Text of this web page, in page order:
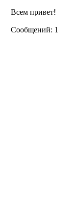
Всем привет!
Сообщений: 1